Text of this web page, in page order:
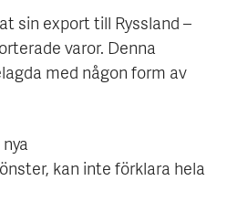
sin export till Ryssland –
varor. Denna
med någon form av
kan inte förklara hela